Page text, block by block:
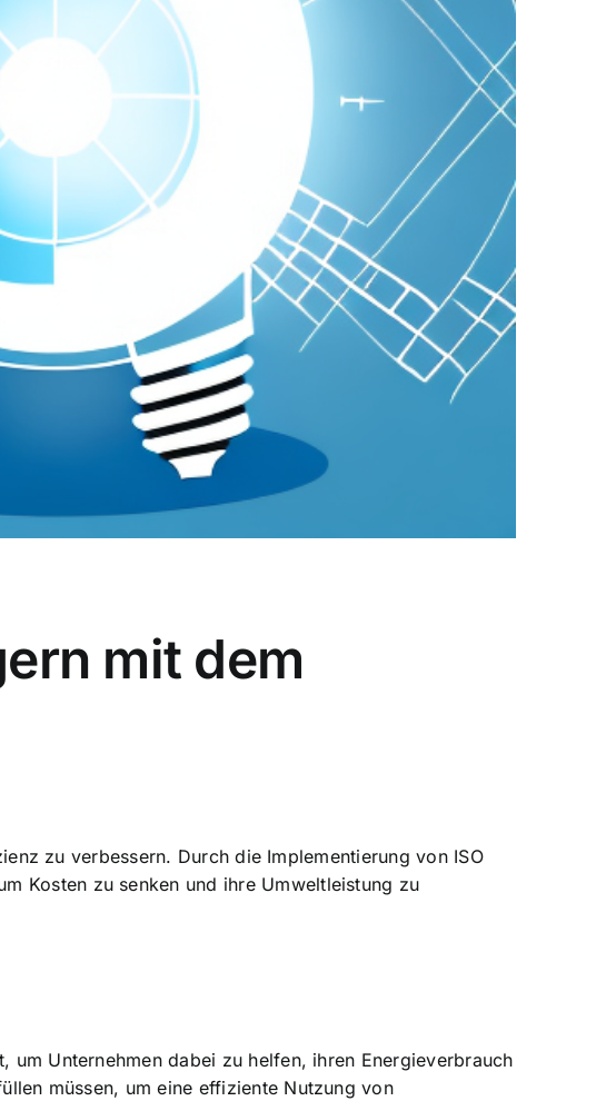
mit dem
zu verbessern. Durch die Implementierung von ISO
Kosten zu senken und ihre Umweltleistung zu
um Unternehmen dabei zu helfen, ihren Energieverbrauch
müssen, um eine effiziente Nutzung von